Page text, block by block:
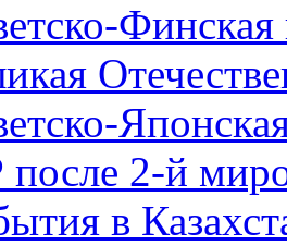
2-й
в